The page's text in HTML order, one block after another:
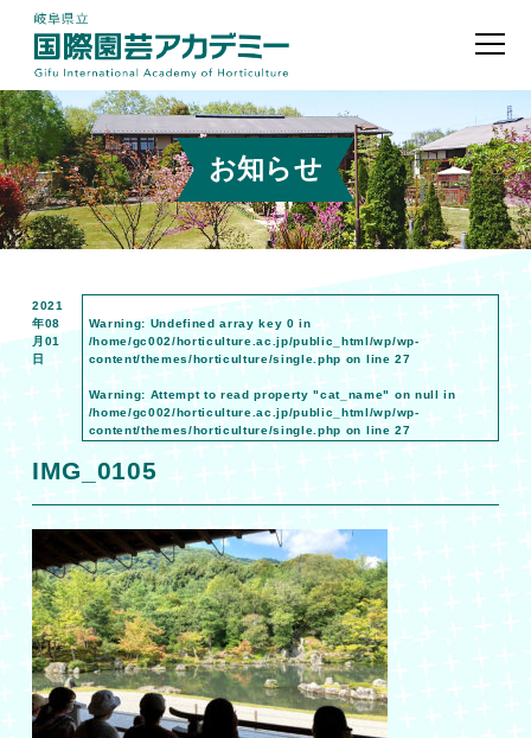
お知らせ
2021
年08
月01
日
Warning: Undefined array key 0 in
/home/gc002/horticulture.ac.jp/public_html/wp/wp-
content/themes/horticulture/single.php on line27
Warning: Attempt to read property "cat_name" on null in
/home/gc002/horticulture.ac.jp/public_html/wp/wp-
content/themes/horticulture/single.php on line27
IMG_0105